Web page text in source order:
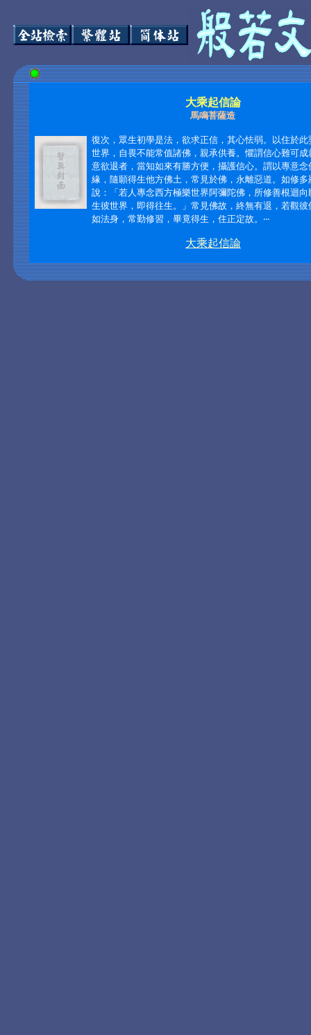
大乘起信論
馬鳴菩薩造
復次，眾生初學是法，欲求正信，其心怯弱。以住於此
世界，自畏不能常值諸佛，親承供養。懼謂信心難可成
意欲退者，當知如來有勝方便，攝護信心。謂以專意念
緣，隨願得生他方佛土，常見於佛，永離惡道。如修多
說：「若人專念西方極樂世界阿彌陀佛，所修善根迴向
生彼世界，即得往生。」常見佛故，終無有退，若觀彼
如法身，常勤修習，畢竟得生，住正定故。 ‧‧‧
大乘起信論